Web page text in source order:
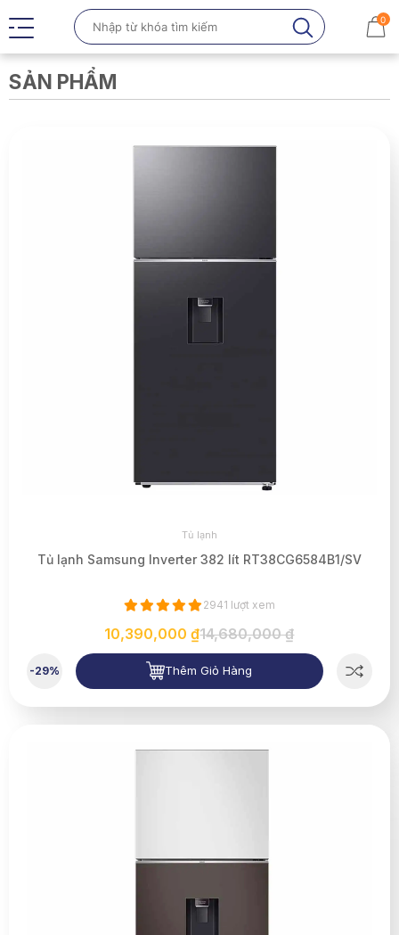
0
SẢN PHẨM
Tủ lạnh
Tủ lạnh Samsung Inverter 382 lít RT38CG6584B1/SV
2941 lượt xem
10,390,000 ₫14,680,000 ₫
-29% Thêm Giỏ Hàng